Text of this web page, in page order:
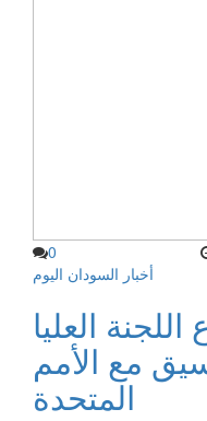
0
أخبار السودان اليوم
العليا
مع الأمم
المتحدة